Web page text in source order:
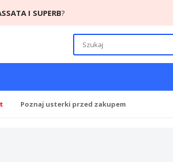
I SUPERB?
Poznaj usterki przed zakupem